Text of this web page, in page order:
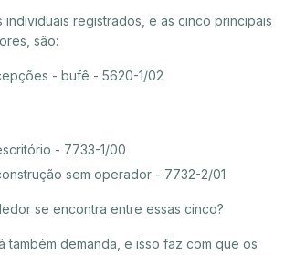
registrados, e as cinco principais
são:
- bufê - 5620-1/02
- 7733-1/00
sem operador - 7732-2/01
se encontra entre essas cinco?
também demanda, e isso faz com que os